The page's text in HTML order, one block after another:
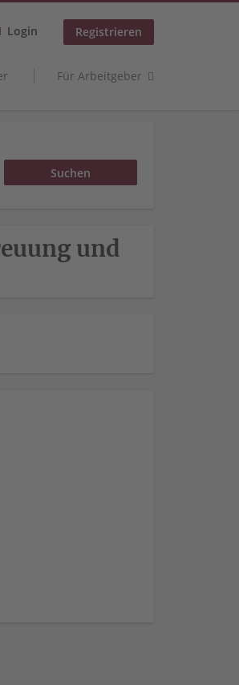
Login Registrieren
Für Arbeitgeber
und